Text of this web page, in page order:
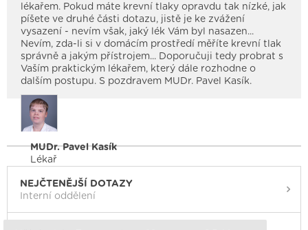
lékařem. Pokud máte krevní tlaky opravdu tak nízké, jak
píšete ve druhé části dotazu, jistě je ke zvážení
vysazení - nevím však, jaký lék Vám byl nasazen...
Nevím, zda-li si v domácím prostředí měříte krevní tlak
správně a jakým přístrojem... Doporučuji tedy probrat s
Vaším praktickým lékařem, který dále rozhodne o
dalším postupu. S pozdravem MUDr. Pavel Kasík.
MUDr. Pavel Kasík
Lékař
NEJČTENĚJŠÍ DOTAZY
Interní oddělení